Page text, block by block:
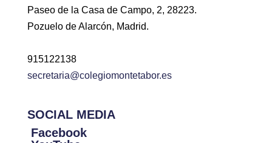
Paseo de la Casa de Campo, 2, 28223.
Pozuelo de Alarcón, Madrid.
915122138
secretaria@colegiomontetabor.es
SOCIAL MEDIA
Facebook